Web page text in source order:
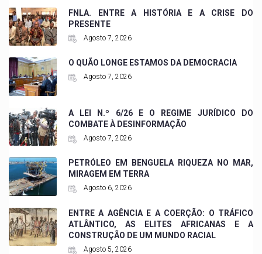
FNLA. ENTRE A HISTÓRIA E A CRISE DO
PRESENTE
Agosto 7, 2026
O QUÃO LONGE ESTAMOS DA DEMOCRACIA
Agosto 7, 2026
A LEI N.º 6/26 E O REGIME JURÍDICO DO
COMBATE À DESINFORMAÇÃO
Agosto 7, 2026
PETRÓLEO EM BENGUELA RIQUEZA NO MAR,
MIRAGEM EM TERRA
Agosto 6, 2026
ENTRE A AGÊNCIA E A COERÇÃO: O TRÁFICO
ATLÂNTICO, AS ELITES AFRICANAS E A
CONSTRUÇÃO DE UM MUNDO RACIAL
Agosto 5, 2026